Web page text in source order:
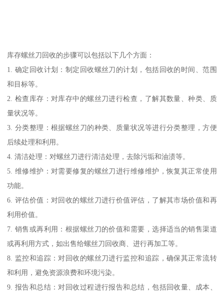
库存螺丝刀回收的步骤可以包括以下几个方面：
1. 确定回收计划：制定回收螺丝刀的计划，包括回收的时间、范围
和目标等。
2. 检查库存：对库存中的螺丝刀进行检查，了解其数量、种类、质
量状况等。
3. 分类整理：根据螺丝刀的种类、质量状况等进行分类整理，方便
后续处理和利用。
4. 清洁处理：对螺丝刀进行清洁处理，去除污垢和油渍等。
5. 维修维护：对需要修复的螺丝刀进行维修维护，恢复其正常使用
功能。
6. 评估价值：对回收的螺丝刀进行价值评估，了解其市场价值和再
利用价值。
7. 销售或再利用：根据螺丝刀的价值和需要，选择适当的销售渠道
或再利用方式，如出售给螺丝刀回收商、进行再加工等。
8. 监控和追踪：对回收的螺丝刀进行监控和追踪，确保其正常流转
和利用，避免资源浪费和环境污染。
9. 报告和总结：对回收过程进行报告和总结，包括回收量、成本、